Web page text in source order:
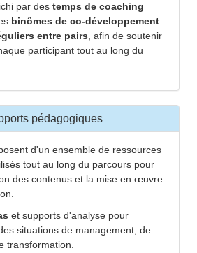
par des temps de coaching
binômes de co-développement
entre pairs, afin de soutenir
participant tout au long du
pédagogiques
d'un ensemble de ressources
tout au long du parcours pour
des contenus et la mise en œuvre
et supports d'analyse pour
situations de management, de
transformation.